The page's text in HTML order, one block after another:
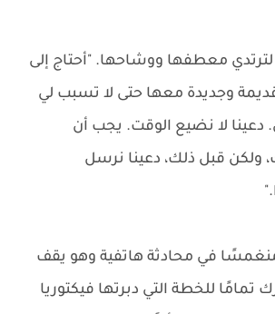
معطفها ووشاحها. "أحتاج إلى
وجديدة معها حتى لا تسبب لي
لا نضيع الوقت. يجب أن
ولكن قبل ذلك، دعينا نرسل
في محادثة هاتفية وهو يقف
تمامًا للخطة التي دبرتها فيكتوريا